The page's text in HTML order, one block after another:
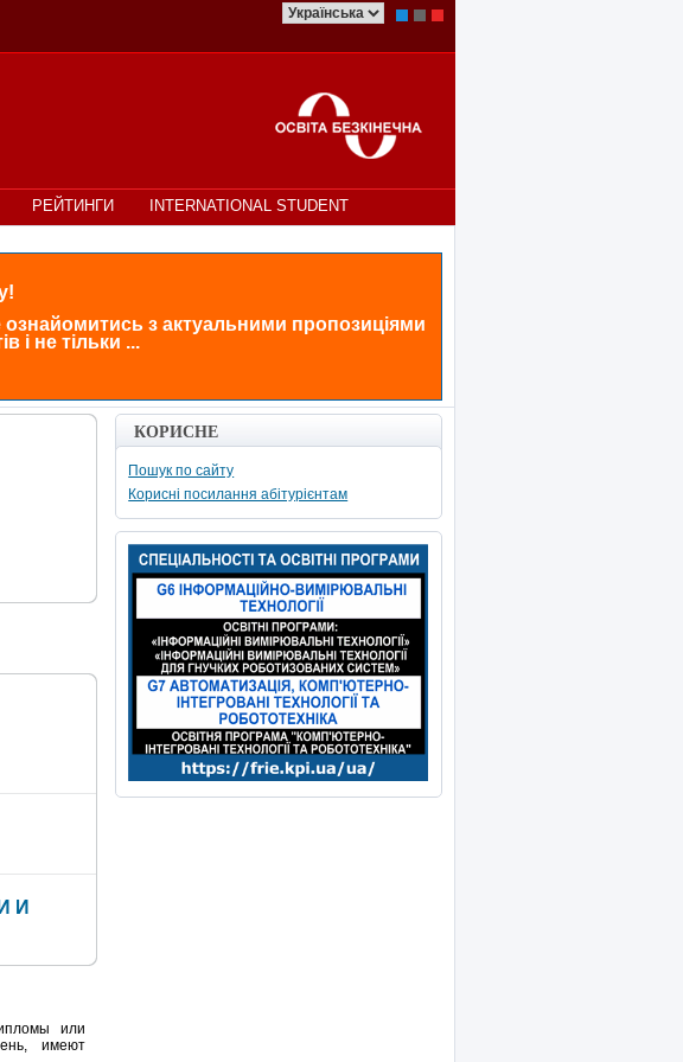
РЕЙТИНГИ INTERNATIONAL STUDENT
з актуальними пропозиціями
і не тільки ...
И
или
имеют
КОРИСНЕ
Пошук по сайту
Корисні посилання абітурієнтам